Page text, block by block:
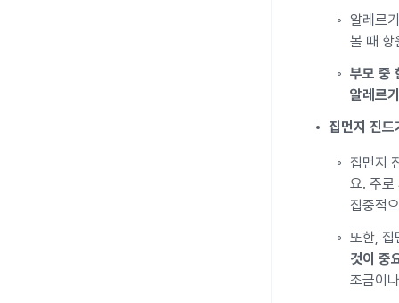
알레르
볼 때 항
부모 중
알레르
집먼지 진드
집먼지
요. 주로
집중적
또한, 집
것이 중
조금이